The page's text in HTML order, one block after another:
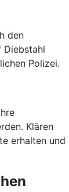
den
Diebstahl
Polizei.
Klären
erhalten und